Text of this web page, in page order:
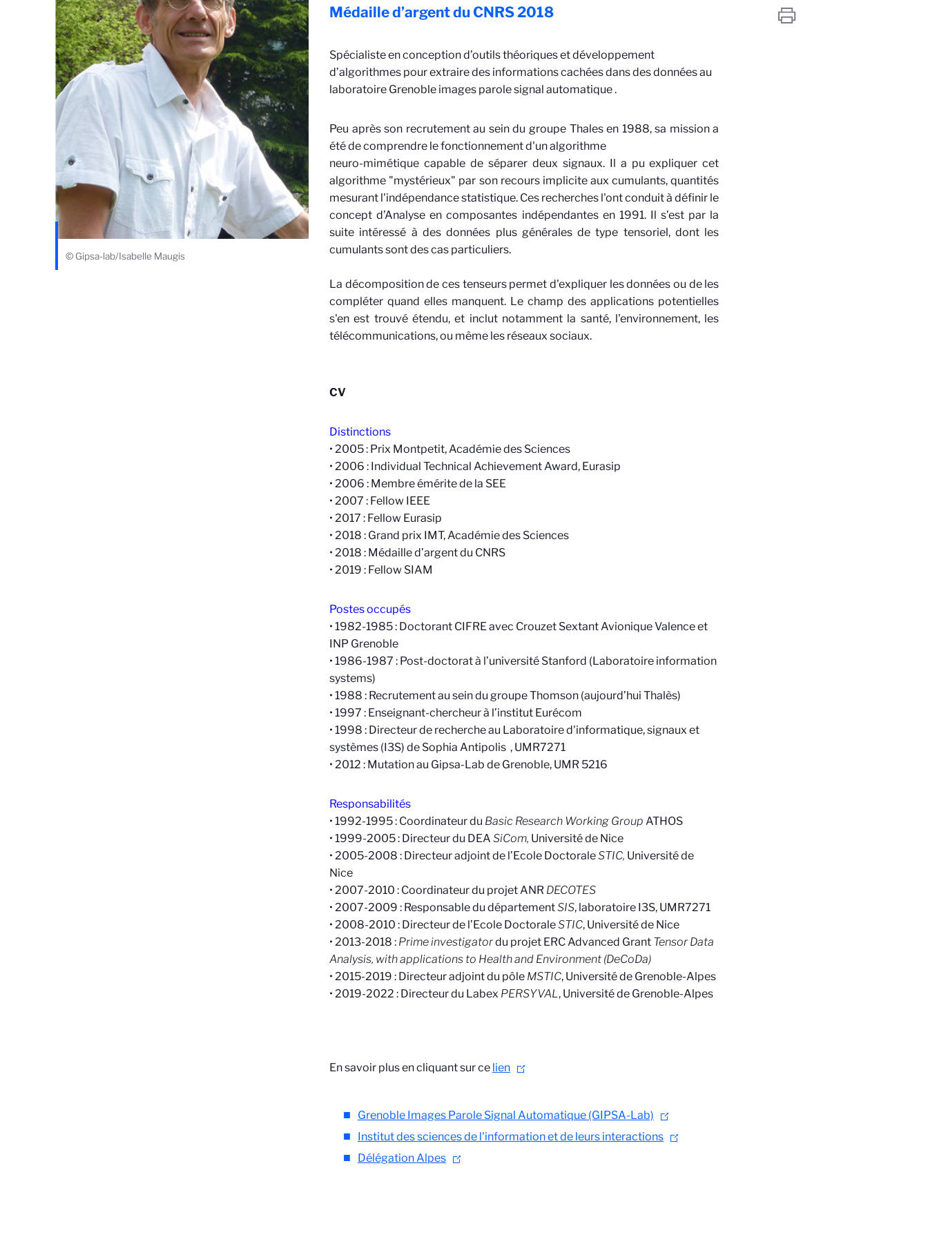
© Gipsa-lab/Isabelle Maugis
Médaille d’argent du CNRS2018
Spécialiste en conception d’outils théoriques et développement
d’algorithmes pour extraire des informations cachées dans des données au
laboratoire Grenoble images parole signal automatique.
Peu après son recrutement au sein du groupe Thales en 1988, sa mission a
été de comprendre le fonctionnement d'un algorithme
neuro-mimétique capable de séparer deux signaux. Il a pu expliquer cet
algorithme "mystérieux" par son recours implicite aux cumulants, quantités
mesurant l'indépendance statistique. Ces recherches l'ont conduit à définir le
concept d’Analyse en composantes indépendantes en 1991. Il s’est par la
suite intéressé à des données plus générales de type tensoriel, dont les
cumulants sont des cas particuliers.
La décomposition de ces tenseurs permet d'expliquer les données ou de les
compléter quand elles manquent. Le champ des applications potentielles
s'en est trouvé étendu, et inclut notamment la santé, l'environnement, les
télécommunications, ou même les réseaux sociaux.
CV
Distinctions
• 2005 : Prix Montpetit, Académie des Sciences
• 2006 : Individual Technical Achievement Award, Eurasip
• 2006 : Membre émérite de la SEE
• 2007 : Fellow IEEE
• 2017 : Fellow Eurasip
• 2018 : Grand prix IMT, Académie des Sciences
• 2018 : Médaille d’argent du CNRS
• 2019 : Fellow SIAM
Postes occupés
• 1982-1985 : Doctorant CIFRE avec Crouzet Sextant Avionique Valence et
INP Grenoble
• 1986-1987 : Post-doctorat à l’université Stanford (Laboratoire information
systems)
• 1988 : Recrutement au sein du groupe Thomson (aujourd’hui Thalès)
• 1997 : Enseignant-chercheur à l’institut Eurécom
• 1998 : Directeur de recherche au Laboratoire d'informatique, signaux et
systèmes (I3S) de Sophia Antipolis , UMR7271
• 2012 : Mutation au Gipsa-Lab de Grenoble, UMR 5216
Responsabilités
• 1992-1995: Coordinateur du Basic Research Working Group ATHOS
•1999-2005 : Directeur du DEASiCom, Université de Nice
•2005-2008 : Directeur adjoint de l’Ecole DoctoraleSTIC, Université de
Nice
•2007-2010 : Coordinateur du projet ANR DECOTES
•2007-2009 : Responsable du départementSIS, laboratoire I3S, UMR7271
•2008-2010 : Directeur de l’Ecole DoctoraleSTIC, Université de Nice
•2013-2018 : Prime investigatordu projet ERC Advanced Grant Tensor Data
Analysis, with applications to Health and Environment (DeCoDa)
•2015-2019 : Directeur adjoint du pôle MSTIC, Université de Grenoble-Alpes
•2019-2022 : Directeur du Labex PERSYVAL, Université de Grenoble-Alpes
En savoir plus en cliquant sur ce lien
Grenoble Images Parole Signal Automatique (GIPSA-Lab)
Institut des sciences de l'information et de leurs interactions
Délégation Alpes